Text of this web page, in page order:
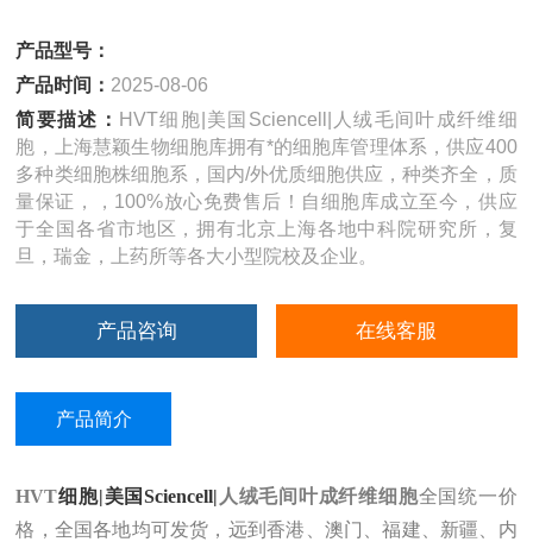
产品型号：
产品时间： 2025-08-06
简要描述： HVT细胞|美国Sciencell|人绒毛间叶成纤维细
胞，上海慧颖生物细胞库拥有*的细胞库管理体系，供应400
多种类细胞株细胞系，国内/外优质细胞供应，种类齐全，质
量保证，，100%放心免费售后！自细胞库成立至今，供应
于全国各省市地区，拥有北京上海各地中科院研究所，复
旦，瑞金，上药所等各大小型院校及企业。
产品咨询 在线客服
产品简介
HVT细胞|美国Sciencell| 人绒毛间叶成纤维细胞全国统一价
格，全国各地均可发货，远到香港、澳门、福建、新疆、内